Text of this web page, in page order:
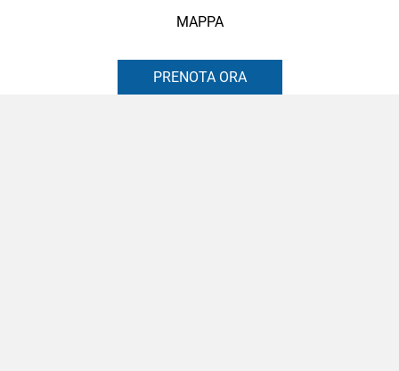
MAPPA
PRENOTA ORA